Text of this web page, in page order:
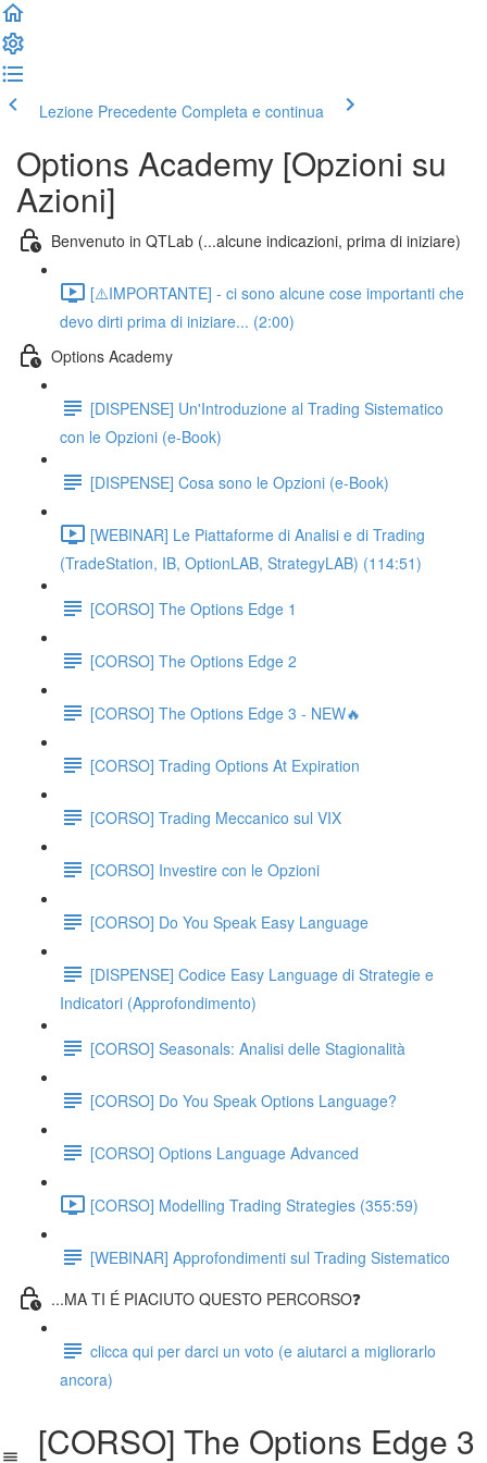
Lezione Precedente Completa e continua
Options Academy [Opzioni su
Azioni]
Benvenuto in QTLab (...alcune indicazioni, prima di iniziare)
[⚠️IMPORTANTE] - ci sono alcune cose importanti che
devo dirti prima di iniziare... (2:00)
Options Academy
[DISPENSE] Un'Introduzione al Trading Sistematico
con le Opzioni (e-Book)
[DISPENSE] Cosa sono le Opzioni (e-Book)
[WEBINAR] Le Piattaforme di Analisi e di Trading
(TradeStation, IB, OptionLAB, StrategyLAB) (114:51)
[CORSO] The Options Edge 1
[CORSO] The Options Edge 2
[CORSO] The Options Edge 3 - NEW🔥
[CORSO] Trading Options At Expiration
[CORSO] Trading Meccanico sul VIX
[CORSO] Investire con le Opzioni
[CORSO] Do You Speak Easy Language
[DISPENSE] Codice Easy Language di Strategie e
Indicatori (Approfondimento)
[CORSO] Seasonals: Analisi delle Stagionalità
[CORSO] Do You Speak Options Language?
[CORSO] Options Language Advanced
[CORSO] Modelling Trading Strategies (355:59)
[WEBINAR] Approfondimenti sul Trading Sistematico
...MA TI É PIACIUTO QUESTO PERCORSO❓
clicca qui per darci un voto (e aiutarci a migliorarlo
ancora)
[CORSO] The Options Edge 3